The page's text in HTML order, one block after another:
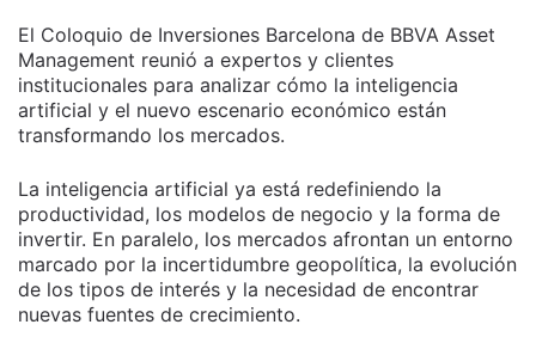
El Coloquio de Inversiones Barcelona de BBVA Asset
Management reunió a expertos y clientes
institucionales para analizar cómo la inteligencia
artificial y el nuevo escenario económico están
transformando los mercados.
La inteligencia artificial ya está redefiniendo la
productividad, los modelos de negocio y la forma de
invertir. En paralelo, los mercados afrontan un entorno
marcado por la incertidumbre geopolítica, la evolución
de los tipos de interés y la necesidad de encontrar
nuevas fuentes de crecimiento.